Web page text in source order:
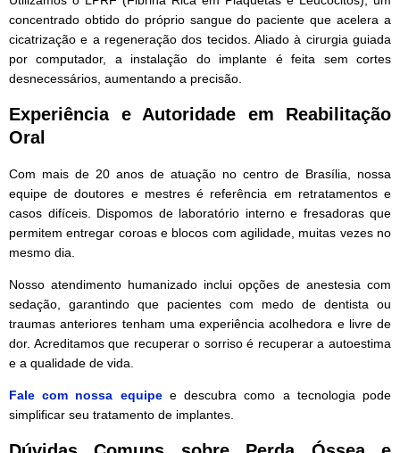
concentrado obtido do próprio sangue do paciente que acelera a
cicatrização e a regeneração dos tecidos. Aliado à cirurgia guiada
por computador, a instalação do implante é feita sem cortes
desnecessários, aumentando a precisão.
Experiência e Autoridade em Reabilitação
Oral
Com mais de 20 anos de atuação no centro de Brasília, nossa
equipe de doutores e mestres é referência em retratamentos e
casos difíceis. Dispomos de laboratório interno e fresadoras que
permitem entregar coroas e blocos com agilidade, muitas vezes no
mesmo dia.
Nosso atendimento humanizado inclui opções de anestesia com
sedação, garantindo que pacientes com medo de dentista ou
traumas anteriores tenham uma experiência acolhedora e livre de
dor. Acreditamos que recuperar o sorriso é recuperar a autoestima
e a qualidade de vida.
Fale com nossa equipee descubra como a tecnologia pode
simplificar seu tratamento de implantes.